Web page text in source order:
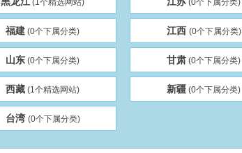
(1个精选网站) (0个下属分类)
福建 (0个下属分类) 江西 (0个下属分类)
山东 (0个下属分类) 甘肃 (0个下属分类)
西藏 (1个精选网站) 新疆 (0个下属分类)
台湾 (0个下属分类)